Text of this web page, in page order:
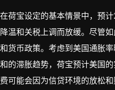
在荷宝设定的基本情景中，预
降温和关税上调而放缓。尽管
和货币政策。考虑到美国通胀
和的滞胀趋势，荷宝预计美国
费可能会因为信贷环境的放松